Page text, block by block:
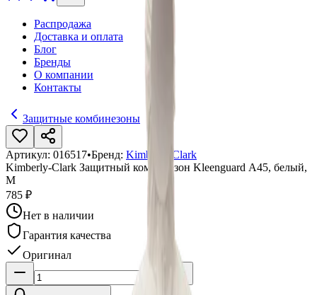
Распродажа
Доставка и оплата
Блог
Бренды
О компании
Контакты
Защитные комбинезоны
Артикул: 016517•Бренд: Kimberly-Clark
Kimberly-Clark Защитный комбинезон Kleenguard А45, белый,
M
785 ₽
Нет в наличии
Гарантия качества
Оригинал